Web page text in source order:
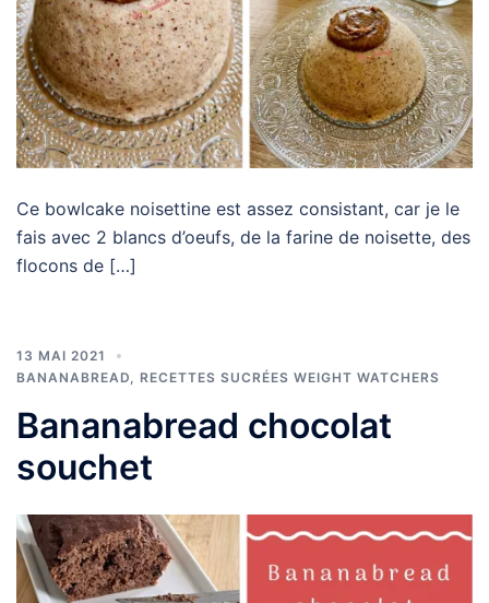
Ce bowlcake noisettine est assez consistant, car je le
fais avec 2 blancs d’oeufs, de la farine de noisette, des
flocons de […]
13 MAI 2021
BANANABREAD
RECETTES SUCRÉES WEIGHT WATCHERS
Bananabread chocolat
souchet